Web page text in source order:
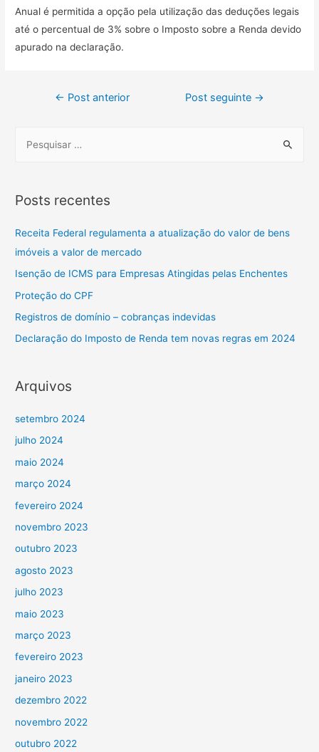
Anual é permitida a opção pela utilização das deduções legais
até o percentual de 3% sobre o Imposto sobre a Renda devido
apurado na declaração.
← Post anterior Post seguinte →
Posts recentes
Receita Federal regulamenta a atualização do valor de bens
imóveis a valor de mercado
Isenção de ICMS para Empresas Atingidas pelas Enchentes
Proteção do CPF
Registros de domínio – cobranças indevidas
Declaração do Imposto de Renda tem novas regras em 2024
Arquivos
setembro 2024
julho 2024
maio 2024
março 2024
fevereiro 2024
novembro 2023
outubro 2023
agosto 2023
julho 2023
maio 2023
março 2023
fevereiro 2023
janeiro 2023
dezembro 2022
novembro 2022
outubro 2022